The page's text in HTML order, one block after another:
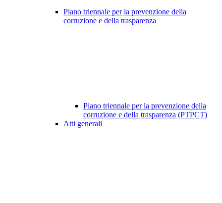
Piano triennale per la prevenzione della
corruzione e della trasparenza
Piano triennale per la prevenzione della
corruzione e della trasparenza (PTPCT)
Atti generali